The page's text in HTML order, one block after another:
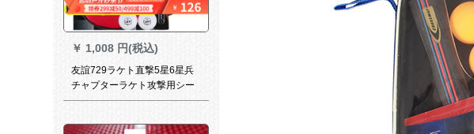
￥ 1,008 円(税込)
友誼729ラケト直撃5星6星兵
チャプターラケト攻撃用シー
ザータワーVery-六星_ピンを